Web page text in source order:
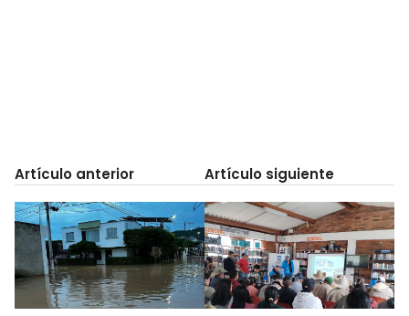
Artículo anterior Artículo siguiente